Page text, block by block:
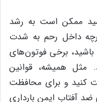
ممکن است به رشد
داخل رحم به شدت
باشید، برخی فوتون‌های
مثل همیشه، قوانین
کنید و برای محافظت
آفتاب ایمن بارداری